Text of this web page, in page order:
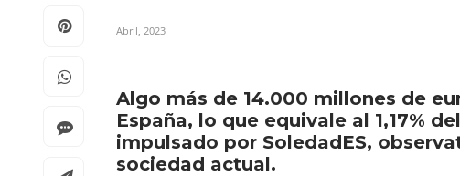
Abril, 2023
Algo más de 14.000 millones de
España, lo que equivale al 1,17%
impulsado por SoledadES,
sociedad actual.